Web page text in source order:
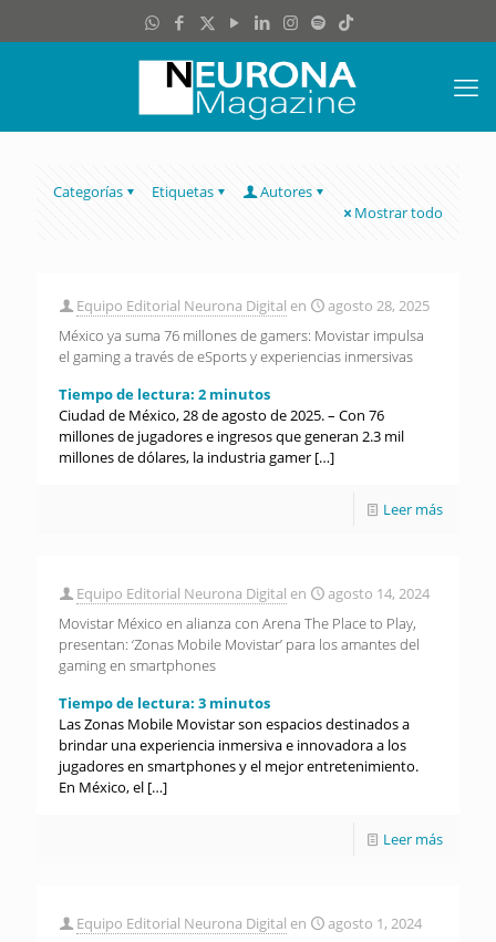
Categorías Etiquetas
Autores
Mostrar todo
Equipo Editorial Neurona Digital en
agosto 28, 2025
México ya suma 76 millones de gamers: Movistar impulsa
el gaming a través de eSports y experiencias inmersivas
Tiempo de lectura: 2 minutos
Ciudad de México, 28 de agosto de 2025. – Con 76
millones de jugadores e ingresos que generan 2.3 mil
millones de dólares, la industria gamer […]
Leer más
Equipo Editorial Neurona Digital en
agosto 14, 2024
Movistar México en alianza con Arena The Place to Play,
presentan: ‘Zonas Mobile Movistar’ para los amantes del
gaming en smartphones
Tiempo de lectura: 3 minutos
Las Zonas Mobile Movistar son espacios destinados a
brindar una experiencia inmersiva e innovadora a los
jugadores en smartphones y el mejor entretenimiento.
En México, el […]
Leer más
Equipo Editorial Neurona Digital en
agosto 1, 2024